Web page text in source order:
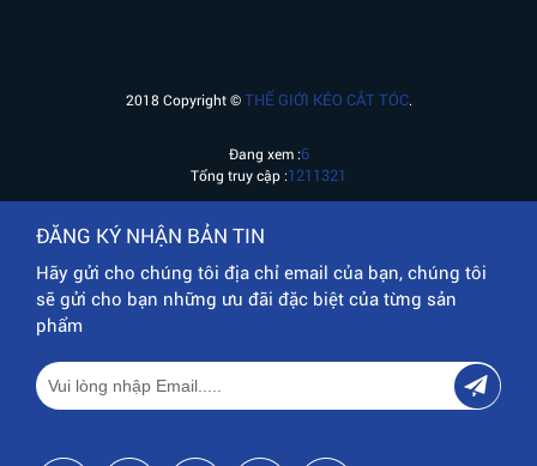
2018 Copyright ©THẾ GIỚI KÉO CẮT TÓC.
Đang xem :6
Tổng truy cập :1211321
ĐĂNG KÝ NHẬN BẢN TIN
Hãy gửi cho chúng tôi địa chỉ email của bạn, chúng tôi
sẽ gửi cho bạn những ưu đãi đặc biệt của từng sản
phẩm